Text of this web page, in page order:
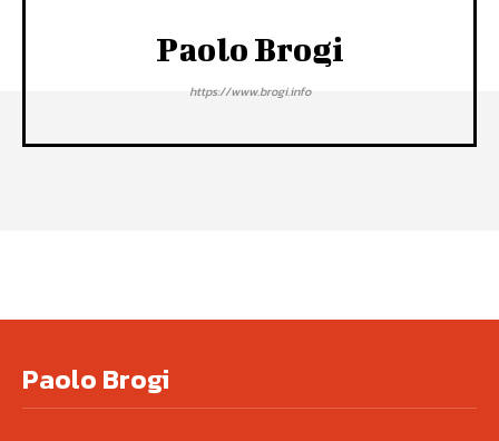
Paolo Brogi
https://www.brogi.info
Paolo Brogi